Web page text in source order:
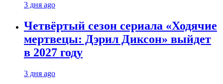
3 дня ago
Четвёртый сезон сериала «Ходячие
мертвецы: Дэрил Диксон» выйдет
в 2027 году
3 дня ago